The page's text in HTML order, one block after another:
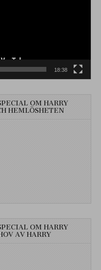
18:38
OM HARRY
HEMLÖSHETEN
OM HARRY
AV HARRY